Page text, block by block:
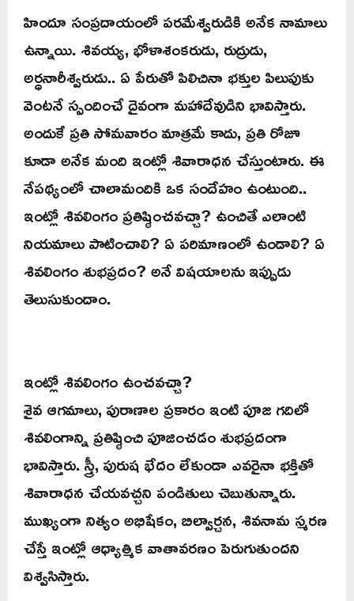
హిందూ సంప్రదాయంలో పరమేశ్వరుడికి అనేక నామాలు
ఉన్నాయి. శివయ్య, భోళాశంకరుడు, రుద్రుడు,
అర్ధనారీశ్వరుడు.. ఏ పేరుతో పిలిచినా భక్తుల పిలుపుకు
వెంటనే స్పందించే దైవంగా మహాదేవుడిని భావిస్తారు.
అందుకే ప్రతి సోమవారం మాత్రమే కాదు, ప్రతి రోజూ
కూడా అనేక మంది ఇంట్లో శివారాధన చేస్తుంటారు. ఈ
నేపథ్యంలో చాలామందికి ఒక సందేహం ఉంటుంది..
ఇంట్లో శివలింగం ప్రతిష్ఠించవచ్చా? ఉంచితే ఎలాంటి
నియమాలు పాటించాలి? ఏ పరిమాణంలో ఉండాలి? ఏ
శివలింగం శుభప్రదం? అనే విషయాలను ఇప్పుడు
తెలుసుకుందాం.
ఇంట్లో శివలింగం ఉంచవచ్చా?
శైవ ఆగమాలు, పురాణాల ప్రకారం ఇంటి పూజ గదిలో
శివలింగాన్ని ప్రతిష్ఠించి పూజించడం శుభప్రదంగా
భావిస్తారు. స్త్రీ, పురుష భేదం లేకుండా ఎవరైనా భక్తితో
శివారాధన చేయవచ్చని పండితులు చెబుతున్నారు.
ముఖ్యంగా నిత్యం అభిషేకం, బిల్వార్చన, శివనామ స్మరణ
చేస్తే ఇంట్లో ఆధ్యాత్మిక వాతావరణం పెరుగుతుందని
విశ్వసిస్తారు.